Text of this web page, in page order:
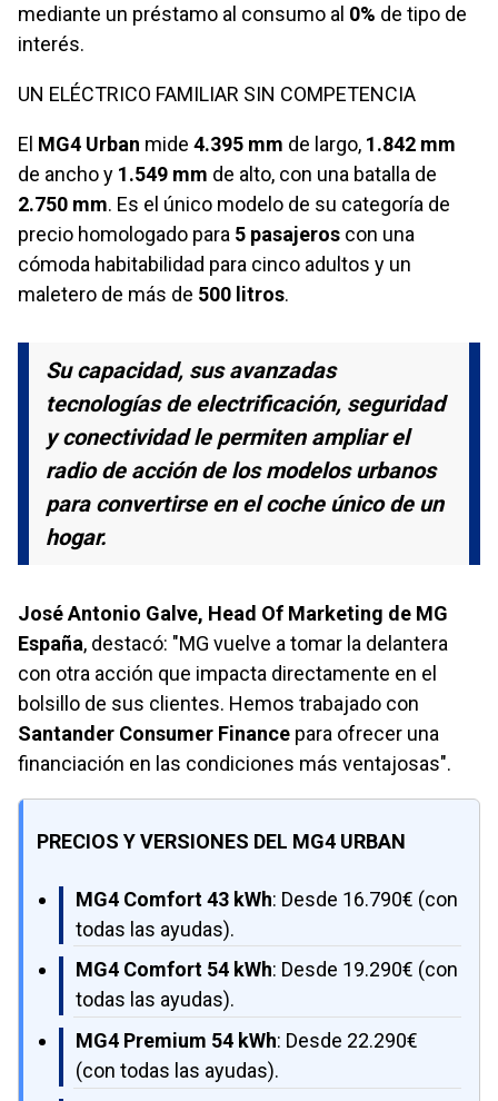
mediante un préstamo al consumo al 0% de tipo de
interés.
UN ELÉCTRICO FAMILIAR SIN COMPETENCIA
El MG4 Urban mide 4.395 mm de largo, 1.842 mm
de ancho y 1.549 mm de alto, con una batalla de
2.750 mm. Es el único modelo de su categoría de
precio homologado para 5 pasajeros con una
cómoda habitabilidad para cinco adultos y un
maletero de más de 500 litros.
Su capacidad, sus avanzadas
tecnologías de electrificación, seguridad
y conectividad le permiten ampliar el
radio de acción de los modelos urbanos
para convertirse en el coche único de un
hogar.
José Antonio Galve, Head Of Marketing de MG
España, destacó: "MG vuelve a tomar la delantera
con otra acción que impacta directamente en el
bolsillo de sus clientes. Hemos trabajado con
Santander Consumer Finance para ofrecer una
financiación en las condiciones más ventajosas".
PRECIOS Y VERSIONES DEL MG4 URBAN
MG4 Comfort 43 kWh: Desde 16.790€ (con
todas las ayudas).
MG4 Comfort 54 kWh: Desde 19.290€ (con
todas las ayudas).
MG4 Premium 54 kWh: Desde 22.290€
(con todas las ayudas).